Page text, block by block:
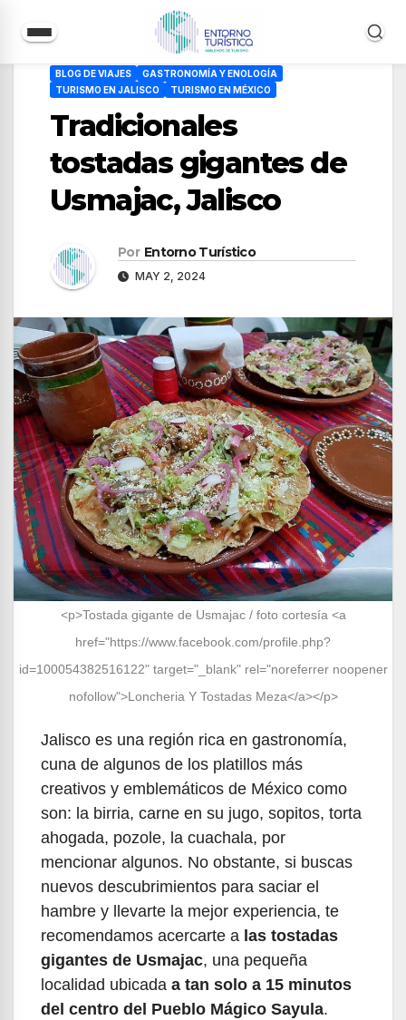
BLOG DE VIAJES
GASTRONOMÍA Y ENOLOGÍA
TURISMO EN JALISCO
TURISMO EN MÉXICO
Tradicionales
tostadas gigantes de
Usmajac, Jalisco
Por Entorno Turístico
MAY 2, 2024
<p>Tostada gigante de Usmajac / foto cortesía <a
href="https://www.facebook.com/profile.php?
id=100054382516122" target="_blank" rel="noreferrer noopener
nofollow">Loncheria Y Tostadas Meza</a></p>
Jalisco es una región rica en gastronomía,
cuna de algunos de los platillos más
creativos y emblemáticos de México como
son: la birria, carne en su jugo, sopitos, torta
ahogada, pozole, la cuachala, por
mencionar algunos. No obstante, si buscas
nuevos descubrimientos para saciar el
hambre y llevarte la mejor experiencia, te
recomendamos acercarte a las tostadas
gigantes de Usmajac, una pequeña
localidad ubicada a tan solo a 15 minutos
del centro del Pueblo Mágico Sayula.